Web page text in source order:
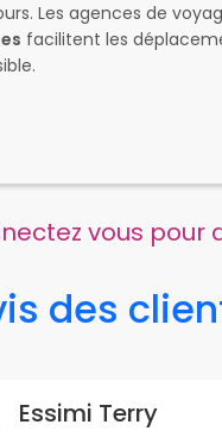
Les agences de
facilitent les
vous pour
des
Essimi Terry